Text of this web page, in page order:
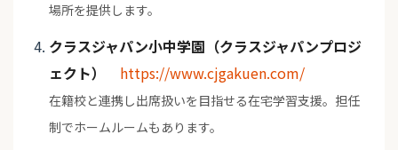
場所を提供します。
クラスジャパン小中学園（クラスジャパンプロジ
ェクト）
https://www.cjgakuen.com/
在籍校と連携し出席扱いを目指せる在宅学習支援。担任
制でホームルームもあります。